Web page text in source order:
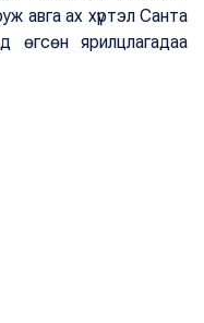
авга ах хүртэл Санта
өгсөн ярилцлагадаа